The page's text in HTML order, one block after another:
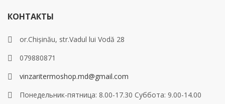
КОНТАКТЫ
or.Chișinău, str.Vadul lui Vodă 28
079880871
vinzaritermoshop.md@gmail.com
Понедельник-пятница: 8.00-17.30 Суббота: 9.00-14.00